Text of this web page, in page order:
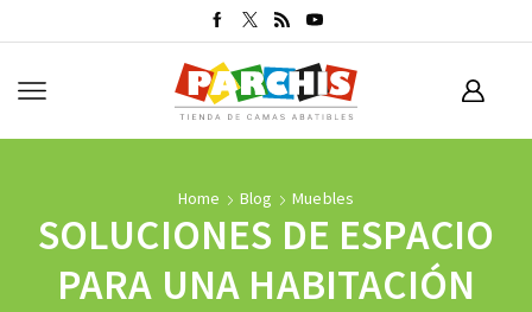
Home Blog Muebles
SOLUCIONES DE ESPACIO
PARA UNA HABITACIÓN